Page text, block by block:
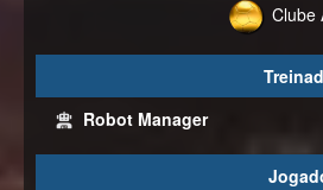
Clube
Robot Manager